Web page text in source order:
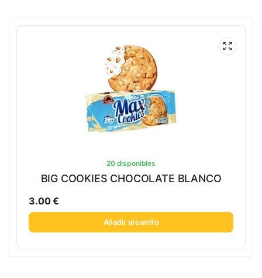
20 disponibles
BIG COOKIES CHOCOLATE BLANCO
3.00€
Añadir al carrito